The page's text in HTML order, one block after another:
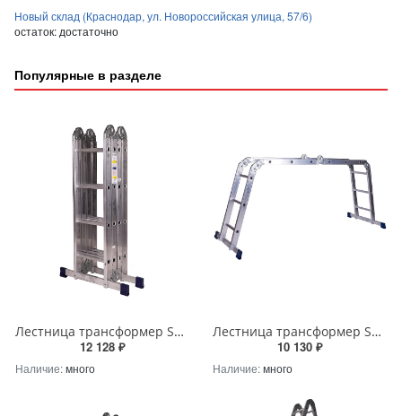
Новый склад (Краснодар, ул. Новороссийская улица, 57/6)
остаток: достаточно
Популярные в разделе
Лестница трансформер STAIRS ATR44 4х4 ступени – надежное решение от STAIRS
12 128 ₽
Наличие:много
Лестница трансформер STAIRS ATR43 4х3 ступени – надежное решение от STAIRS
10 130 ₽
Наличие:много